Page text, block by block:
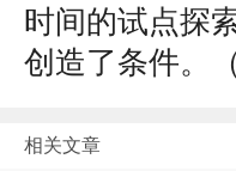
时间的试点探
创造了条件。（
相关文章